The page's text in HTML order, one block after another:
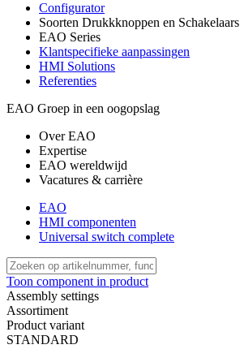
Configurator
Soorten Drukkknoppen en Schakelaars
EAO Series
Klantspecifieke aanpassingen
HMI Solutions
Referenties
EAO Groep in een oogopslag
Over EAO
Expertise
EAO wereldwijd
Vacatures & carrière
EAO
HMI componenten
Universal switch complete
Toon component in product
Assembly settings
Assortiment
Product variant
STANDARD